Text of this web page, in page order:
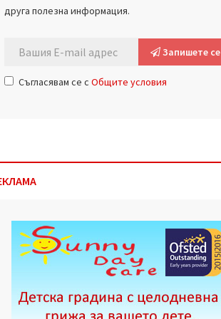
друга полезна информация.
Запишете се
Съгласявам се с Общите условия